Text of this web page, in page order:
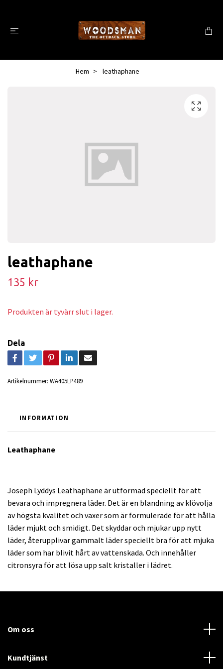
Hem leathaphane
leathaphane
135 kr
Produkten är tyvärr slut i lager.
Dela
Artikelnummer: WA405LP489
INFORMATION
Leathaphane
Joseph Lyddys Leathaphane är utformad speciellt för att
bevara och impregnera läder. Det är en blandning av klövolja
av högsta kvalitet och vaxer som är formulerade för att hålla
läder mjukt och smidigt. Det skyddar och mjukar upp nytt
läder, återupplivar gammalt läder speciellt bra för att mjuka
läder som har blivit hårt av vattenskada. Och innehåller
citronsyra för att lösa upp salt kristaller i lädret.
Om oss
Kundtjänst